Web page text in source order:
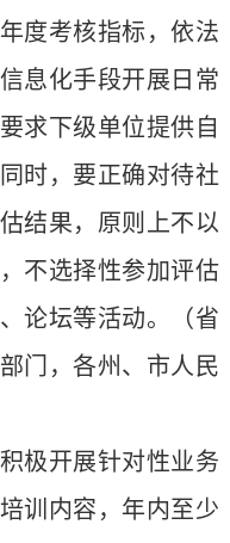
度考核指标，依法
息化手段开展日常
求下级单位提供自
时，要正确对待社
结果，原则上不以
不选择性参加评估
论坛等活动。（省
门，各州、市人民
极开展针对性业务
训内容，年内至少